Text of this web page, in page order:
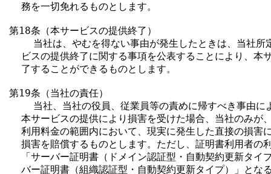
  務を一切免れるものとします。
第18条（本サービスの提供終了）
当社は、やむを得ない事由が発生したときは、当社所
ビスの提供終了に関する事項を公表することにより、本
  了することができるものとします。
第19条（当社の責任）
当社、当社の役員、従業員等の責めに帰すべき事由に
本サービスの提供により損害を受けた場合、当社のみが
利用料金の範囲内において、現実に発生した直接の損害
損害を賠償するものとします。ただし、証明書利用者の
「サーバー証明書（ドメイン認証型・自動契約更新タイ
バー証明書（組織認証型・自動契約更新タイプ）」とな